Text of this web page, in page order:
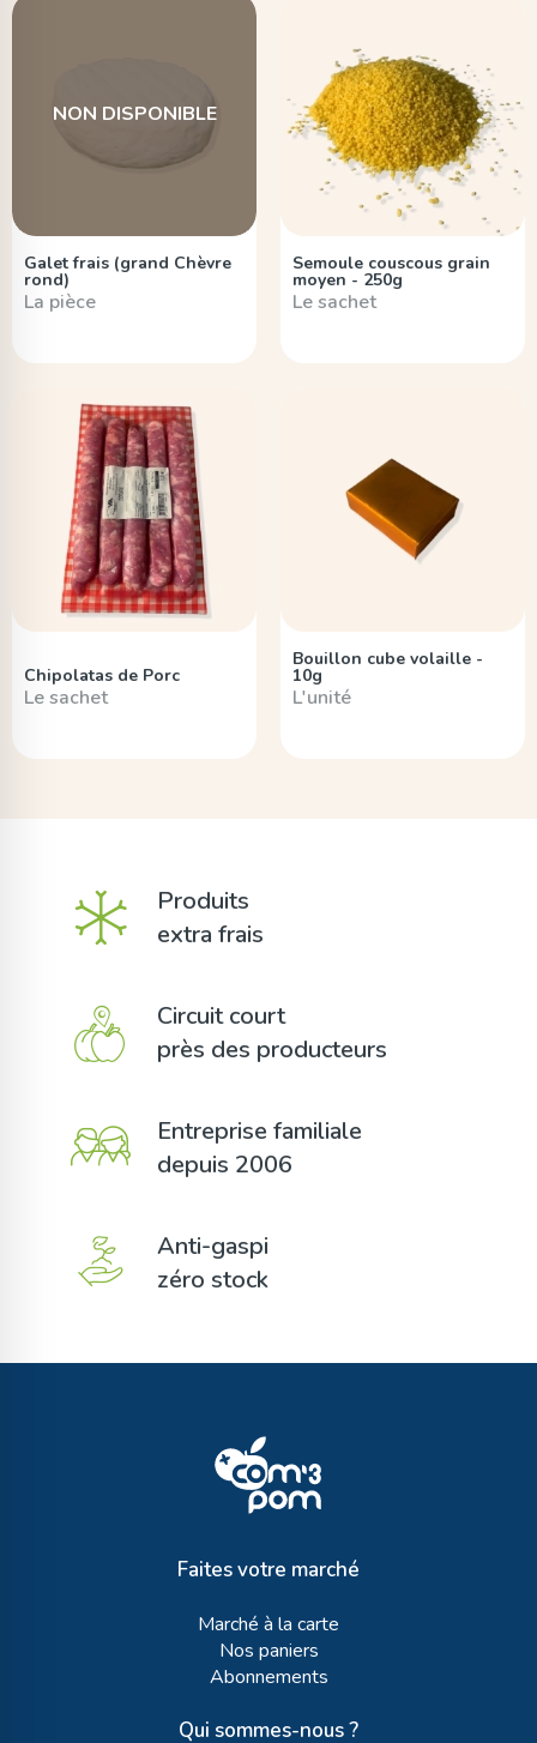
NON DISPONIBLE
Galet frais (grand Chèvre
rond)
La pièce
Semoule couscous grain
moyen - 250g
Le sachet
Chipolatas de Porc
Le sachet
Bouillon cube volaille -
10g
L'unité
Produits
extra frais
Circuit court
près des producteurs
Entreprise familiale
depuis 2006
Anti-gaspi
zéro stock
Faites votre marché
Marché à la carte
Nos paniers
Abonnements
Qui sommes-nous ?